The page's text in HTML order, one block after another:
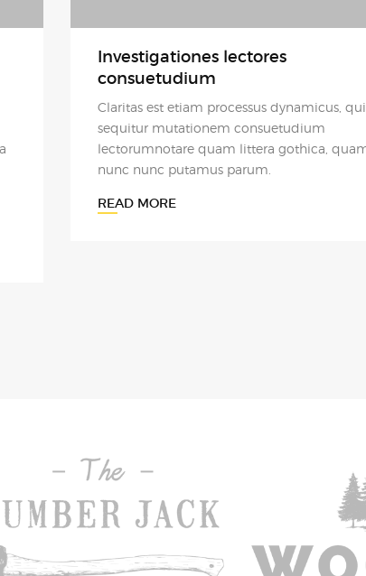
Investigationes lectores
consuetudium
Claritas est etiam processus dynamicus, qui
lectorumnotare quam littera gothica, quam
nunc nunc putamus parum.
READ MORE